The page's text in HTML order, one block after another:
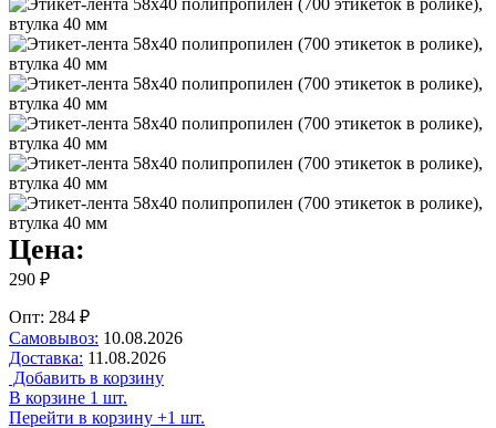
Цена:
290 ₽
Опт: 284 ₽
Самовывоз: 10.08.2026
Доставка: 11.08.2026
Добавить в корзину
В корзине 1 шт.
Перейти в корзину +1 шт.